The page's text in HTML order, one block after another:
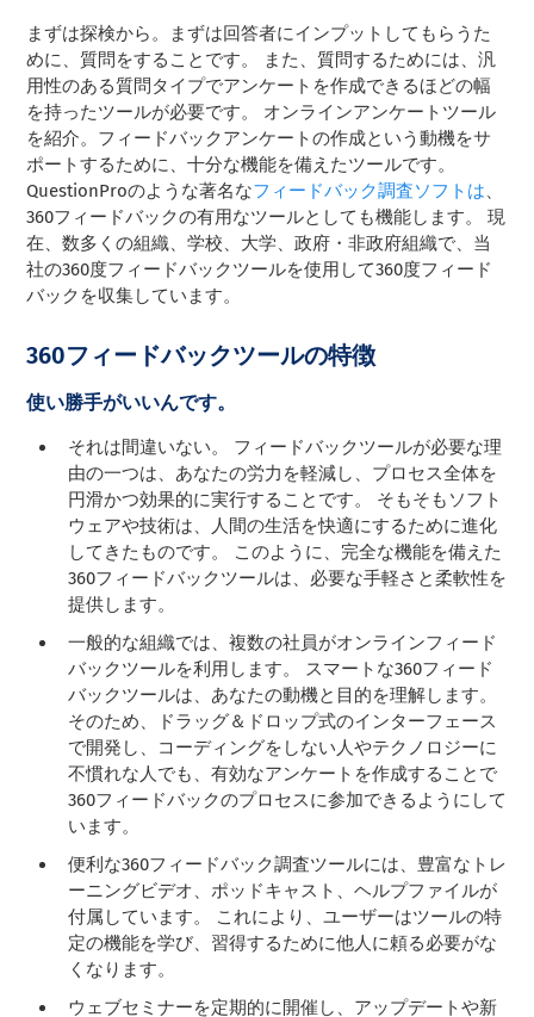
まずは探検から。まずは回答者にインプットしてもらうた
めに、質問をすることです。 また、質問するためには、汎
用性のある質問タイプでアンケートを作成できるほどの幅
を持ったツールが必要です。 オンラインアンケートツール
を紹介。フィードバックアンケートの作成という動機をサ
ポートするために、十分な機能を備えたツールです。
QuestionProのような著名なフィードバック調査ソフトは、
360フィードバックの有用なツールとしても機能します。 現
在、数多くの組織、学校、大学、政府・非政府組織で、当
社の360度フィードバックツールを使用して360度フィード
バックを収集しています。
360フィードバックツールの特徴
使い勝手がいいんです。
それは間違いない。 フィードバックツールが必要な理
由の一つは、あなたの労力を軽減し、プロセス全体を
円滑かつ効果的に実行することです。 そもそもソフト
ウェアや技術は、人間の生活を快適にするために進化
してきたものです。 このように、完全な機能を備えた
360フィードバックツールは、必要な手軽さと柔軟性を
提供します。
一般的な組織では、複数の社員がオンラインフィード
バックツールを利用します。 スマートな360フィード
バックツールは、あなたの動機と目的を理解します。
そのため、ドラッグ＆ドロップ式のインターフェース
で開発し、コーディングをしない人やテクノロジーに
不慣れな人でも、有効なアンケートを作成することで
360フィードバックのプロセスに参加できるようにして
います。
便利な360フィードバック調査ツールには、豊富なトレ
ーニングビデオ、ポッドキャスト、ヘルプファイルが
付属しています。 これにより、ユーザーはツールの特
定の機能を学び、習得するために他人に頼る必要がな
くなります。
ウェブセミナーを定期的に開催し、アップデートや新